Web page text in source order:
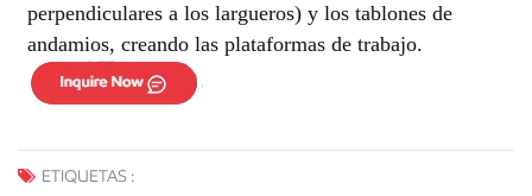
perpendiculares a los largueros) y los tablones de
andamios, creando las plataformas de trabajo.
ETIQUETAS :